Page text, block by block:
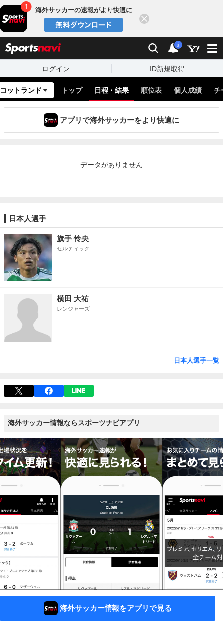
海外サッカーの速報がより快適に
検索 通知
i
ログイン ID新規取得
ットランド トップ 日程・結果 順位表 個人成績 チ
アプリで海外サッカーをより快適に
データがありません
日本人選手
旗手 怜央
セルティック
横田 大祐
レンジャーズ
日本人選手一覧
海外サッカー情報ならスポーツナビアプリ
海外サッカー情報をアプリで見る